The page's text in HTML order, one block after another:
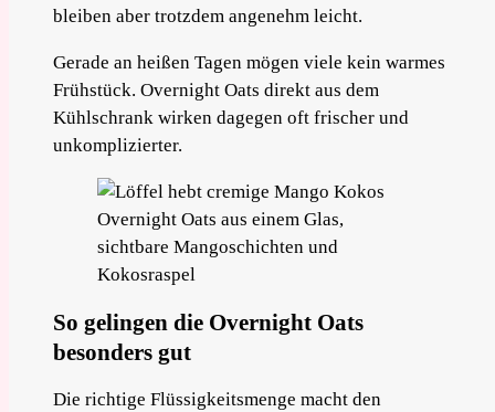
bleiben aber trotzdem angenehm leicht.
Gerade an heißen Tagen mögen viele kein warmes
Frühstück. Overnight Oats direkt aus dem
Kühlschrank wirken dagegen oft frischer und
unkomplizierter.
So gelingen die Overnight Oats
besonders gut
Die richtige Flüssigkeitsmenge macht den